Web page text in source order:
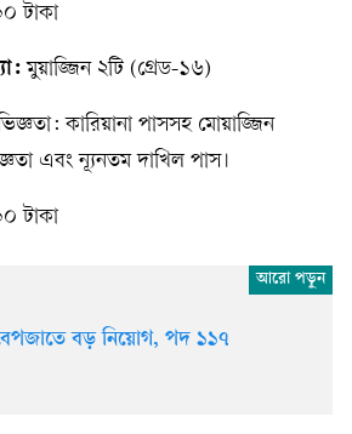
টাকা
মুয়াজ্জিন ২টি (গ্রেড-১৬)
কারিয়ানা পাসসহ মোয়াজ্জিন
এবং ন্যূনতম দাখিল পাস।
টাকা
বড় নিয়োগ, পদ ১১৭